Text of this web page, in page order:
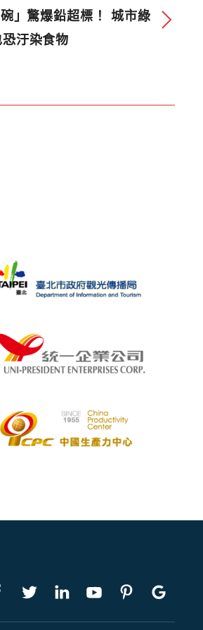
」驚爆鉛超標！ 城市綠
汙染食物